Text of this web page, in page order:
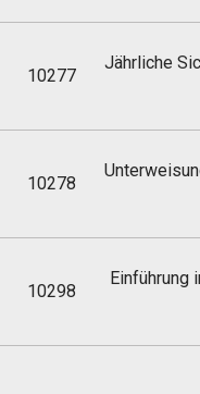
10277
Jährliche
10278
10298
Einführung